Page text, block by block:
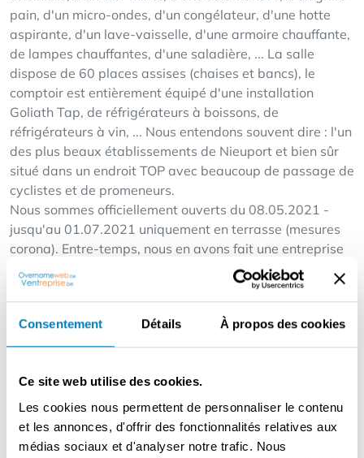
Consentement Détails À propos des cookies
Ce site web utilise des cookies.
Les cookies nous permettent de personnaliser le contenu
et les annonces, d'offrir des fonctionnalités relatives aux
médias sociaux et d'analyser notre trafic. Nous
pain, d'un micro-ondes, d'un congélateur, d'une hotte
aspirante, d'un lave-vaisselle, d'une armoire chauffante,
de lampes chauffantes, d'une saladière, ... La salle
dispose de 60 places assises (chaises et bancs), le
comptoir est entièrement équipé d'une installation
Goliath Tap, de réfrigérateurs à boissons, de
réfrigérateurs à vin, ... Nous entendons souvent dire : l'un
des plus beaux établissements de Nieuport et bien sûr
situé dans un endroit TOP avec beaucoup de passage de
cyclistes et de promeneurs.
Nous sommes officiellement ouverts du 08.05.2021 -
jusqu'au 01.07.2021 uniquement en terrasse (mesures
corona). Entre-temps, nous en avons fait une entreprise
florissante dont la réputation va bien au-delà de
Nieuport. Au début, nous avons commencé comme une
entreprise de jour uniquement : petit-déjeuner, déjeuner
et menu sucré. Au cours du premier hiver, nous avons
décidé de proposer également un dîner le soir, à la
proposons 3 soirées en été (vendredi, samedi et
dimanche) et 4 soirées en hiver.) En raison de notre
expérience limitée en matière de restauration et d'un
manque de personnel, nous n'avons jamais pu utiliser la